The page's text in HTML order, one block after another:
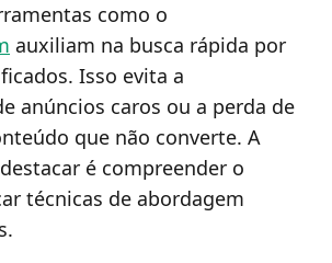
como o
auxiliam na busca rápida por
Isso evita a
anúncios caros ou a perda de
que não converte. A
é compreender o
técnicas de abordagem